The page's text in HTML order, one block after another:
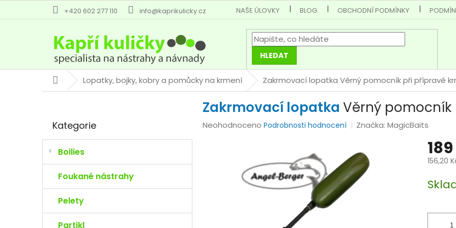
+420 602 277 110 info@kaprikulicky.cz NAŠE ÚLOVKY BLOG OBCHODNÍ PODMÍNKY
HLEDAT
DomůLopatky, bojky, kobry a pomůcky na krmení Zakrmovací lopatka Věrný pomocník při přípravě
r
n
í
kategorie
Kategorie
Boilies
Foukané nástrahy
Pelety
Partikl
Zakrmovací lopatka Věrný
Průměrné
Neohodnoceno Podrobnosti hodnocení Značka:MagicBaits
156,20
cena: